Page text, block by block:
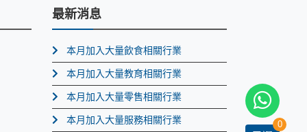
最新消息
本月加入大量飲食相關行業
本月加入大量教育相關行業
本月加入大量零售相關行業
本月加入大量服務相關行業 0